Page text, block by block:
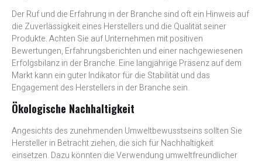
Der Ruf und die Erfahrung in der Branche sind oft ein Hinweis auf
die Zuverlässigkeit eines Herstellers und die Qualität seiner
Produkte. Achten Sie auf Unternehmen mit positiven
Bewertungen, Erfahrungsberichten und einer nachgewiesenen
Erfolgsbilanz in der Branche. Eine langjährige Präsenz auf dem
Markt kann ein guter Indikator für die Stabilität und das
Engagement des Herstellers in der Branche sein.
Ökologische Nachhaltigkeit
Angesichts des zunehmenden Umweltbewusstseins sollten Sie
Hersteller in Betracht ziehen, die sich für Nachhaltigkeit
einsetzen. Dazu könnten die Verwendung umweltfreundlicher